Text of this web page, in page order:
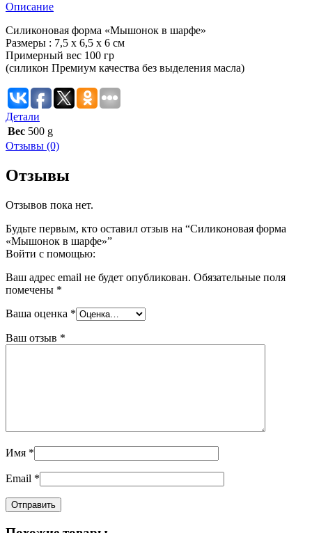
Описание
Силиконовая форма «Мышонок в шарфе»
Размеры : 7,5 х 6,5 х 6 см
Примерный вес 100 гр
(силикон Премиум качества без выделения масла)
Детали
Вес 500 g
Отзывы (0)
Отзывы
Отзывов пока нет.
Будьте первым, кто оставил отзыв на “Силиконовая форма
«Мышонок в шарфе»”
Войти с помощью:
Ваш адрес email не будет опубликован. Обязательные поля
помечены *
Ваша оценка *
Ваш отзыв *
Имя *
Email *